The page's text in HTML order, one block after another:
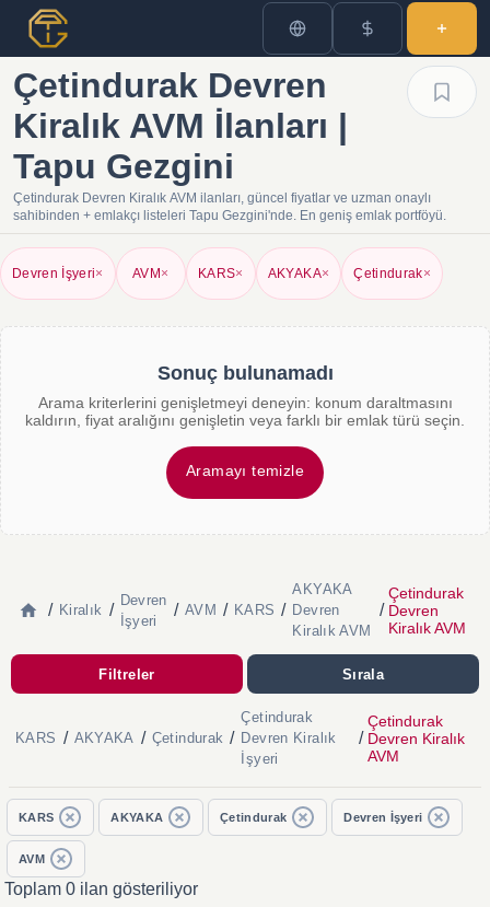
Çetindurak Devren
Kiralık AVM İlanları |
Tapu Gezgini
Çetindurak Devren Kiralık AVM ilanları, güncel fiyatlar ve uzman onaylı
sahibinden + emlakçı listeleri Tapu Gezgini'nde. En geniş emlak portföyü.
Devren İşyeri× AVM × KARS× AKYAKA× Çetindurak×
Sonuç bulunamadı
Arama kriterlerini genişletmeyi deneyin: konum daraltmasını
kaldırın, fiyat aralığını genişletin veya farklı bir emlak türü seçin.
Aramayı temizle
/ Kiralık /
Devren
İşyeri
/ AVM / KARS /
AKYAKA
Devren
Kiralık AVM
/
Çetindurak
Devren
Kiralık AVM
Filtreler Sırala
KARS / AKYAKA / Çetindurak /
Çetindurak
Devren Kiralık
İşyeri
/
Çetindurak
Devren Kiralık
AVM
KARS AKYAKA Çetindurak Devren İşyeri
AVM
Toplam 0 ilan gösteriliyor